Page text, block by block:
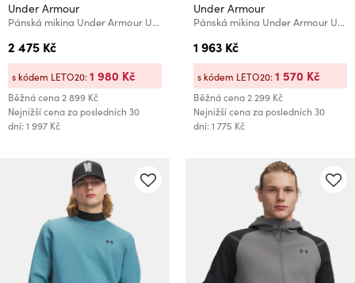
Under Armour
Pánská mikina Under Armour UA Unstoppable Flc FZ HD EU
2 475 Kč
Běžná cena2 899 Kč
Nejnižší cena za posledních 30
dní: 1 997 Kč
s kódem LETO20:1 980 Kč
Under Armour
Pánská mikina Under Armour UA Drive Midlayer Pullover
1 963 Kč
Běžná cena2 299 Kč
Nejnižší cena za posledních 30
dní: 1 775 Kč
s kódem LETO20:1 570 Kč